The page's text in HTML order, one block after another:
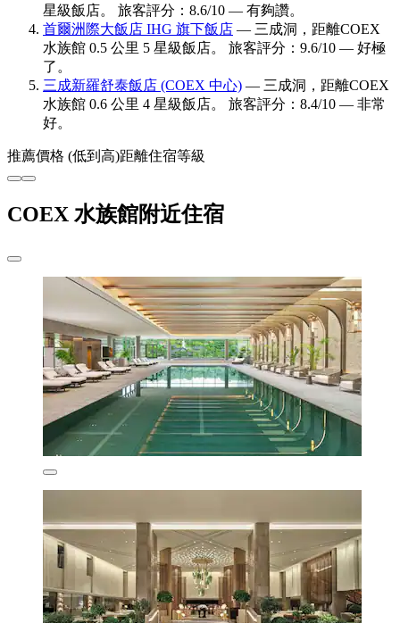
星級飯店。 旅客評分：8.6/10 — 有夠讚。
首爾洲際大飯店 IHG 旗下飯店 — 三成洞，距離COEX
水族館 0.5 公里 5 星級飯店。 旅客評分：9.6/10 — 好極
了。
三成新羅舒泰飯店 (COEX 中心) — 三成洞，距離COEX
水族館 0.6 公里 4 星級飯店。 旅客評分：8.4/10 — 非常
好。
推薦價格 (低到高)距離住宿等級
COEX 水族館附近住宿